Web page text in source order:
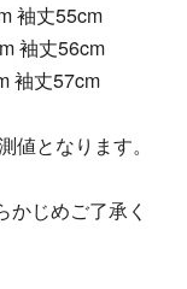
袖丈55cm
袖丈56cm
袖丈57cm
となります。
じめご了承く